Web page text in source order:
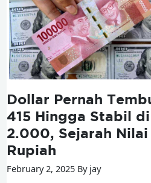
Dollar Pernah
415 Hingga Stabil
2.000, Sejarah Nilai
Rupiah
February 2, 2025 By jay